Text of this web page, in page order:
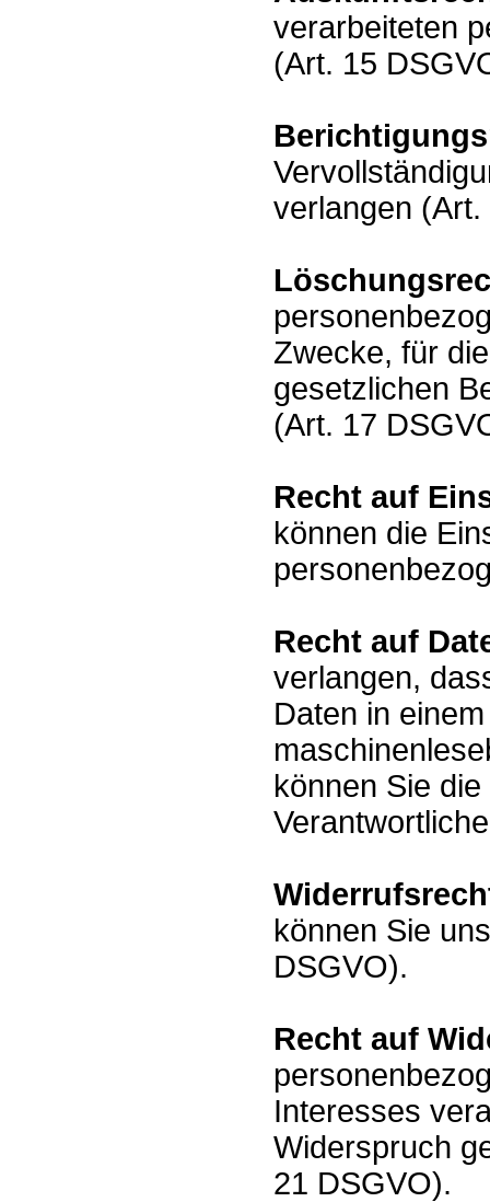
verarbeiteten
(Art. 15
verlangen
Zwecke, für
gesetzlichen
(Art. 17
Recht auf
können die
Recht auf
verlangen,
Daten in
können Sie
können Sie
DSGVO).
Recht auf
Interesses
Widerspruch
21 DSGVO).